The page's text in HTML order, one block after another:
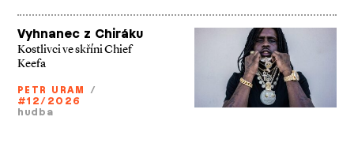
Vyhnanec z Chiráku
Kostlivci ve skříni Chief
Keefa
PETR URAM /
#12/2026
hudba